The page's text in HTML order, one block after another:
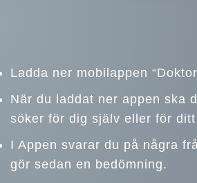
Ladda ner mobilappen
När du laddat ner appen ska
söker för dig själv eller för
I Appen svarar du på några
gör sedan en bedömning.